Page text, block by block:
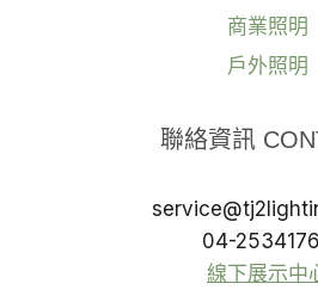
商業照明
戶外照明
聯絡資訊
04-
線下展示中